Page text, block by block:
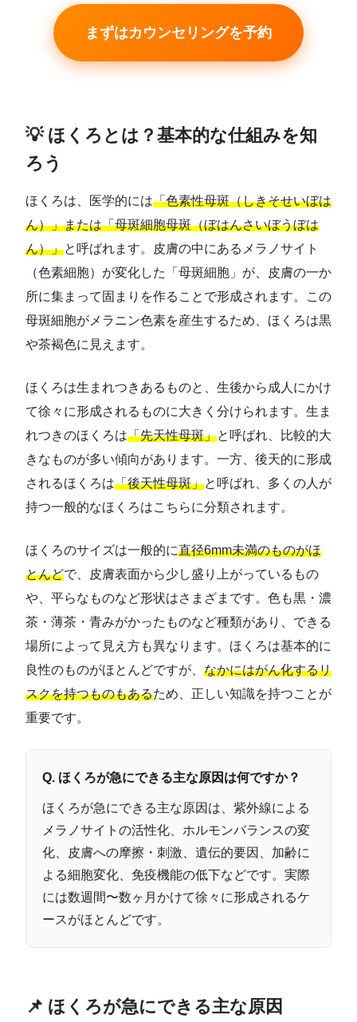
まずはカウンセリングを予約
💡 ほくろとは？基本的な仕組みを知
ろう
ほくろは、医学的には「色素性母斑（しきそせいぼは
ん）」または「母斑細胞母斑（ぼはんさいぼうぼは
ん）」と呼ばれます。皮膚の中にあるメラノサイト
（色素細胞）が変化した「母斑細胞」が、皮膚の一か
所に集まって固まりを作ることで形成されます。この
母斑細胞がメラニン色素を産生するため、ほくろは黒
や茶褐色に見えます。
ほくろは生まれつきあるものと、生後から成人にかけ
て徐々に形成されるものに大きく分けられます。生ま
れつきのほくろは「先天性母斑」と呼ばれ、比較的大
きなものが多い傾向があります。一方、後天的に形成
されるほくろは「後天性母斑」と呼ばれ、多くの人が
持つ一般的なほくろはこちらに分類されます。
ほくろのサイズは一般的に直径6mm未満のものがほ
とんどで、皮膚表面から少し盛り上がっているもの
や、平らなものなど形状はさまざまです。色も黒・濃
茶・薄茶・青みがかったものなど種類があり、できる
場所によって見え方も異なります。ほくろは基本的に
良性のものがほとんどですが、 なかにはがん化するリ
スクを持つものもあるため、正しい知識を持つことが
重要です。
Q. ほくろが急にできる主な原因は何ですか？
ほくろが急にできる主な原因は、紫外線による
メラノサイトの活性化、ホルモンバランスの変
化、皮膚への摩擦・刺激、遺伝的要因、加齢に
よる細胞変化、免疫機能の低下などです。実際
には数週間〜数ヶ月かけて徐々に形成されるケ
ースがほとんどです。
📌 ほくろが急にできる主な原因